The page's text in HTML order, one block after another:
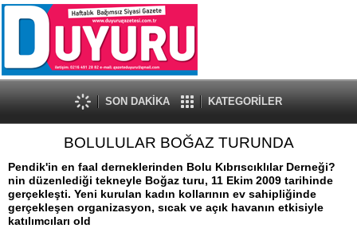
SON DAKİKA KATEGORİLER
BOLULULAR BOĞAZ TURUNDA
Pendik'in en faal derneklerinden Bolu Kıbrıscıklılar Derneği?
nin düzenlediği tekneyle Boğaz turu, 11 Ekim 2009 tarihinde
gerçekleşti. Yeni kurulan kadın kollarının ev sahipliğinde
gerçekleşen organizasyon, sıcak ve açık havanın etkisiyle
katılımcıları old